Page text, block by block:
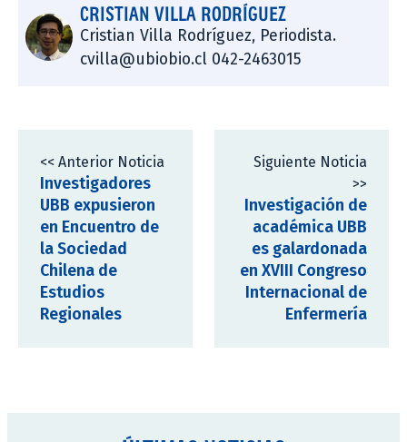
CRISTIAN VILLA RODRÍGUEZ
Cristian Villa Rodríguez, Periodista.
cvilla@ubiobio.cl 042-2463015
<< Anterior Noticia
Investigadores
UBB expusieron
en Encuentro de
la Sociedad
Chilena de
Estudios
Regionales
Siguiente Noticia
>>
Investigación de
académica UBB
es galardonada
en XVIII Congreso
Internacional de
Enfermería